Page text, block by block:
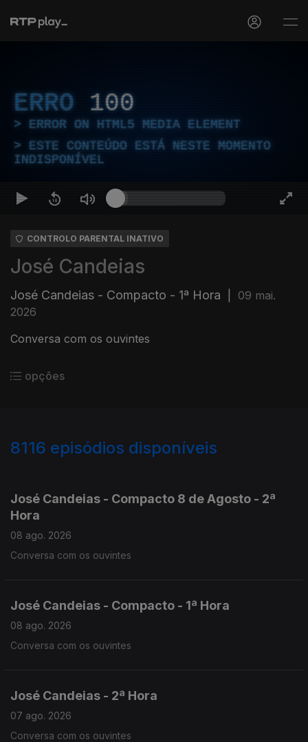
ERRO 100
ERROR ON HTML5 MEDIA ELEMENT
ESTE CONTEÚDO ESTÁ NESTE MOMENTO
INDISPONÍVEL
CONTROLO PARENTAL INATIVO
José Candeias
José Candeias - Compacto - 1ª Hora
09 mai.
2026
Conversa com os ouvintes
opções
8116 episódios disponíveis
José Candeias - Compacto 8 de Agosto - 2ª
Hora
08 ago. 2026
Conversa com os ouvintes
José Candeias - Compacto - 1ª Hora
08 ago. 2026
Conversa com os ouvintes
José Candeias - 2ª Hora
07 ago. 2026
Conversa com os ouvintes